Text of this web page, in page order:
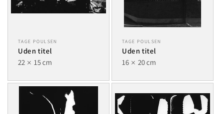
TAGE POULSEN
Uden titel
22
15 cm
TAGE POULSEN
Uden titel
16
20 cm